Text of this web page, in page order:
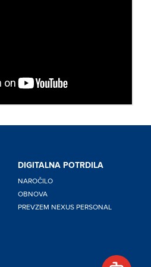
DIGITALNA POTRDILA
NAROČILO
OBNOVA
PREVZEM NEXUS PERSONAL
lahko